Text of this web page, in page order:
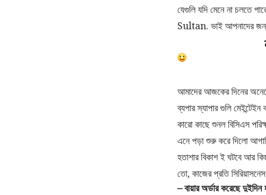
যেগুলি যদি মেনে না চলতে
Sultan. ভাই আপনাদের
আমাদের আজকের দিনের
ব্যপার স্যাপার গুলি
কারো কাছে শুনল বিসিএস
এনে পড়া শুরু করে দিলো
হতাশার বিকাশ ই ঘটবে আর
তো, কাজের প্রতি
– বায়ার অর্ডার করেছে